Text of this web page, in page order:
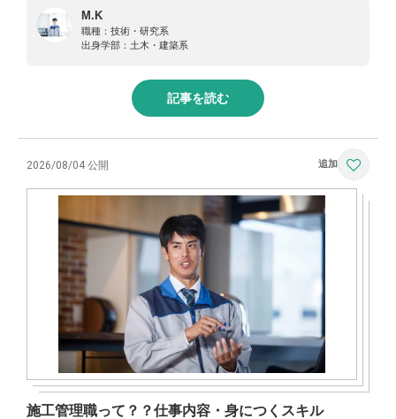
M.K
職種： 技術・研究系
出身学部： 土木・建築系
記事を読む
2026/08/04 公開
施工管理職って？？仕事内容・身につくスキル